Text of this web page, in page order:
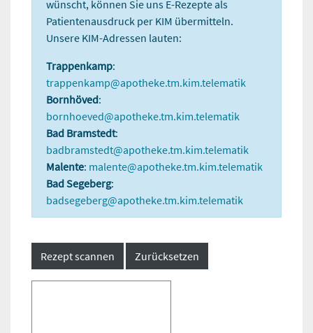
wünscht, können Sie uns E-Rezepte als
Patientenausdruck per KIM übermitteln.
Unsere KIM-Adressen lauten:
Trappenkamp:
trappenkamp@apotheke.tm.kim.telematik
Bornhöved:
bornhoeved@apotheke.tm.kim.telematik
Bad Bramstedt:
badbramstedt@apotheke.tm.kim.telematik
Malente: malente@apotheke.tm.kim.telematik
Bad Segeberg:
badsegeberg@apotheke.tm.kim.telematik
Rezept scannen Zurücksetzen